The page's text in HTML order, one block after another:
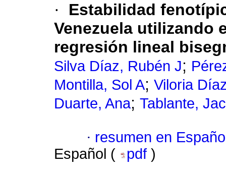
·
Estabilidad
Venezuela utilizando
regresión lineal
Silva Díaz, Rubén J;
Montilla, Sol A; Viloria
Duarte, Ana; Tablante,
· resumen en
Español (
pdf )